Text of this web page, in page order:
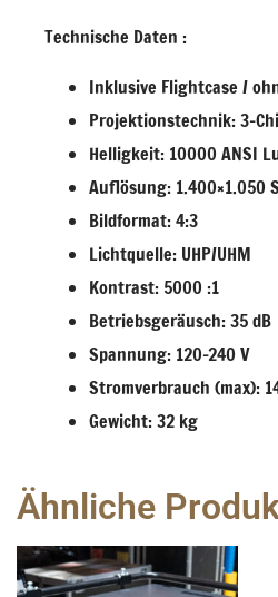
Technische Daten :
Inklusive Flightcase /
Projektionstechnik: 3-
Helligkeit: 10000 ANSI
Auflösung: 1.400×1.050
Bildformat: 4:3
Lichtquelle: UHP/UHM
Kontrast: 5000 :1
Betriebsgeräusch: 35 dB
Spannung: 120-240 V
Stromverbrauch (max):
Gewicht: 32 kg
Ähnliche